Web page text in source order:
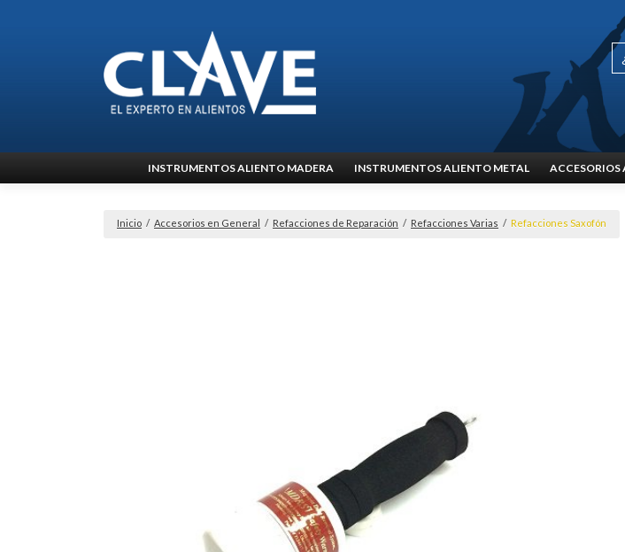
al
INSTRUMENTOS ALIENTO MADERA INSTRUMENTOS ALIENTO METAL ACCESORIOS
Inicio / Accesorios en General / Refacciones de Reparación / Refacciones Varias / Refacciones Saxofón